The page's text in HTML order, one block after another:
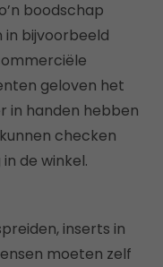
boodschap
bijvoorbeeld
geloven het
in handen hebben
checken
de winkel.
inserts in
moeten zelf